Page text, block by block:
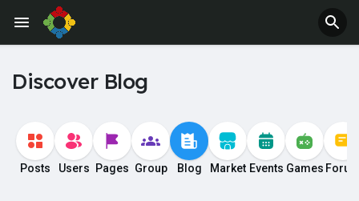
Discover Blog
Posts Users Pages Group Blog Market Events Games